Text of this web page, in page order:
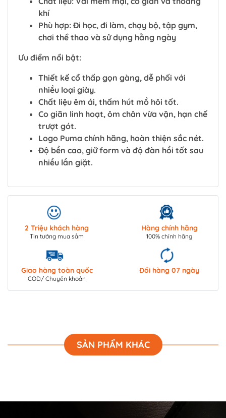
khí
Phù hợp: Đi học, đi làm, chạy bộ, tập gym,
chơi thể thao và sử dụng hằng ngày
Ưu điểm nổi bật:
Thiết kế cổ thấp gọn gàng, dễ phối với
nhiều loại giày.
Chất liệu êm ái, thấm hút mồ hôi tốt.
Co giãn linh hoạt, ôm chân vừa vặn, hạn chế
trượt gót.
Logo Puma chính hãng, hoàn thiện sắc nét.
Độ bền cao, giữ form và độ đàn hồi tốt sau
nhiều lần giặt.
2 Triệu khách hàng
Tin tưởng mua sắm
Hàng chính hãng
100% chính hãng
Giao hàng toàn quốc
COD/ Chuyển khoản
Đổi hàng 07 ngày
SẢN PHẨM KHÁC